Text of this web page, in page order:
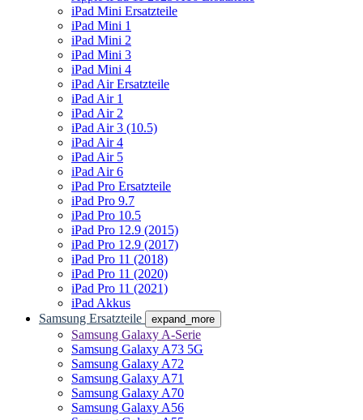
iPad Mini Ersatzteile
iPad Mini 1
iPad Mini 2
iPad Mini 3
iPad Mini 4
iPad Air Ersatzteile
iPad Air 1
iPad Air 2
iPad Air 3 (10.5)
iPad Air 4
iPad Air 5
iPad Air 6
iPad Pro Ersatzteile
iPad Pro 9.7
iPad Pro 10.5
iPad Pro 12.9 (2015)
iPad Pro 12.9 (2017)
iPad Pro 11 (2018)
iPad Pro 11 (2020)
iPad Pro 11 (2021)
iPad Akkus
Samsung Ersatzteile
expand_more
Samsung Galaxy A-Serie
Samsung Galaxy A73 5G
Samsung Galaxy A72
Samsung Galaxy A71
Samsung Galaxy A70
Samsung Galaxy A56